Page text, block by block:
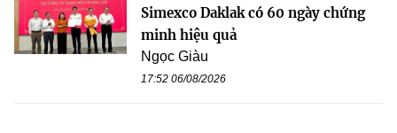
Simexco Daklak có 60 ngày chứng
minh hiệu quả
Ngọc Giàu
17:52 06/08/2026